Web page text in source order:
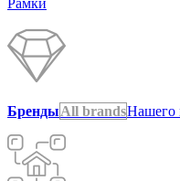
Рамки
БрендыAll brandsНашего